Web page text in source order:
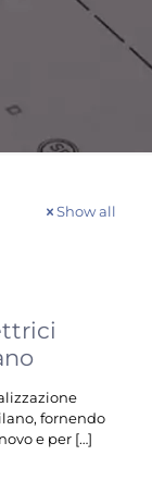
Show all
fornendo
e per […]